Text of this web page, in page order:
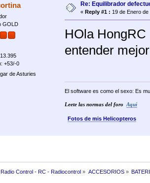
GOLD
+53/-0
de Asturies
Re: Equilibrador
« Reply #1 : 19 de Enero
HOla HongRC
entender
El software es como el sexo: Es
Leete las normas del foro Aqui
Fotos de mis Helicopteros
Control - RC - Radiocontrol » ACCESORIOS»